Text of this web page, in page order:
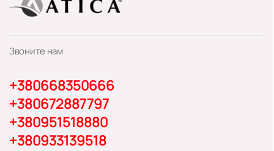
Звоните нам
+380668350666
+380672887797
+380951518880
+380933139518